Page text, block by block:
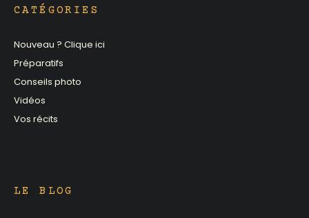
CATÉGORIES
Nouveau ? Clique ici
Préparatifs
Conseils photo
Vidéos
Vos récits
LE BLOG